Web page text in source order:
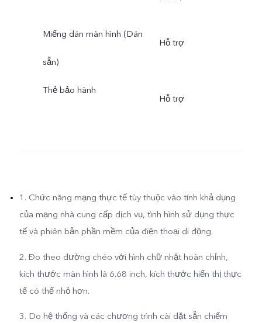
Miếng dán màn hình (Dán
sẵn)
Hỗ trợ
Thẻ bảo hành
Hỗ trợ
1. Chức năng mạng thực tế tùy thuộc vào tính khả dụng
của mạng nhà cung cấp dịch vụ, tình hình sử dụng thực
tế và phiên bản phần mềm của điện thoại di động.
2. Đo theo đường chéo với hình chữ nhật hoàn chỉnh,
kích thước màn hình là 6.68 inch, kích thước hiển thị thực
tế có thể nhỏ hơn.
3. Do hệ thống và các chương trình cài đặt sẵn chiếm